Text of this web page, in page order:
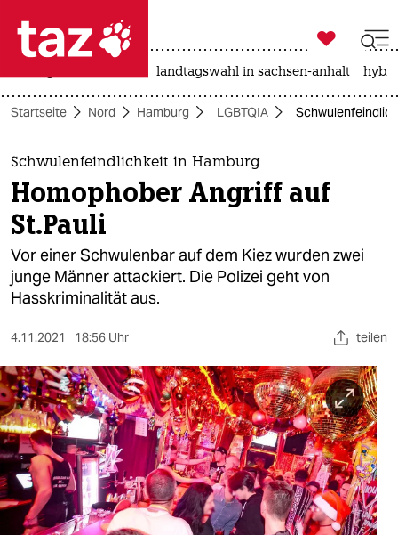
 taz zahl ich
taz zahl ich
themen
politik
öko
gesellschaft
sport
berlin
nord
wahrheit
verlag

taz zahl ich
landtagswahl in sachsen-anhalt
Startseite Nord Hamburg LGBTQIA
Schwulenfeindlichkeit in Hamburg
Homophober Angriff auf
St.Pauli
Vor einer Schwulenbar auf dem Kiez wurden zwei
junge Männer attackiert. Die Polizei geht von
Hasskriminalität aus.
4.11.2021 18:56 Uhr teilen